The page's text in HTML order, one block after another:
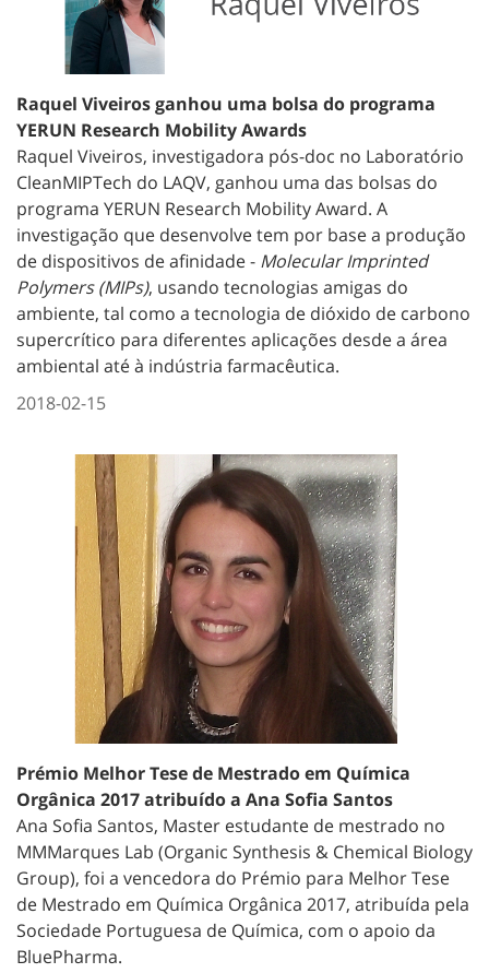
Raquel Viveiros ganhou uma bolsa do programa
YERUN Research Mobility Awards
Raquel Viveiros, investigadora pós-doc no Laboratório
CleanMIPTech do LAQV, ganhou uma das bolsas do
programa YERUN Research Mobility Award. A
investigação que desenvolve tem por base a produção
de dispositivos de afinidade - Molecular Imprinted
Polymers (MIPs), usando tecnologias amigas do
ambiente, tal como a tecnologia de dióxido de carbono
supercrítico para diferentes aplicações desde a área
ambiental até à indústria farmacêutica.
2018-02-15
Prémio Melhor Tese de Mestrado em Química
Orgânica 2017 atribuído a Ana Sofia Santos
Ana Sofia Santos, Master estudante de mestrado no
MMMarques Lab (Organic Synthesis & Chemical Biology
Group), foi a vencedora do Prémio para Melhor Tese
de Mestrado em Química Orgânica 2017, atribuída pela
Sociedade Portuguesa de Química, com o apoio da
BluePharma.